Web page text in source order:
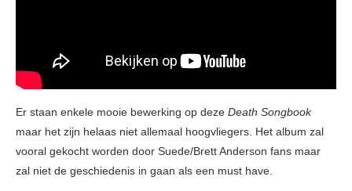
Er staan enkele mooie bewerking op deze Death Songbook
maar het zijn helaas niet allemaal hoogvliegers. Het album zal
vooral gekocht worden door Suede/Brett Anderson fans maar
zal niet de geschiedenis in gaan als een must have.